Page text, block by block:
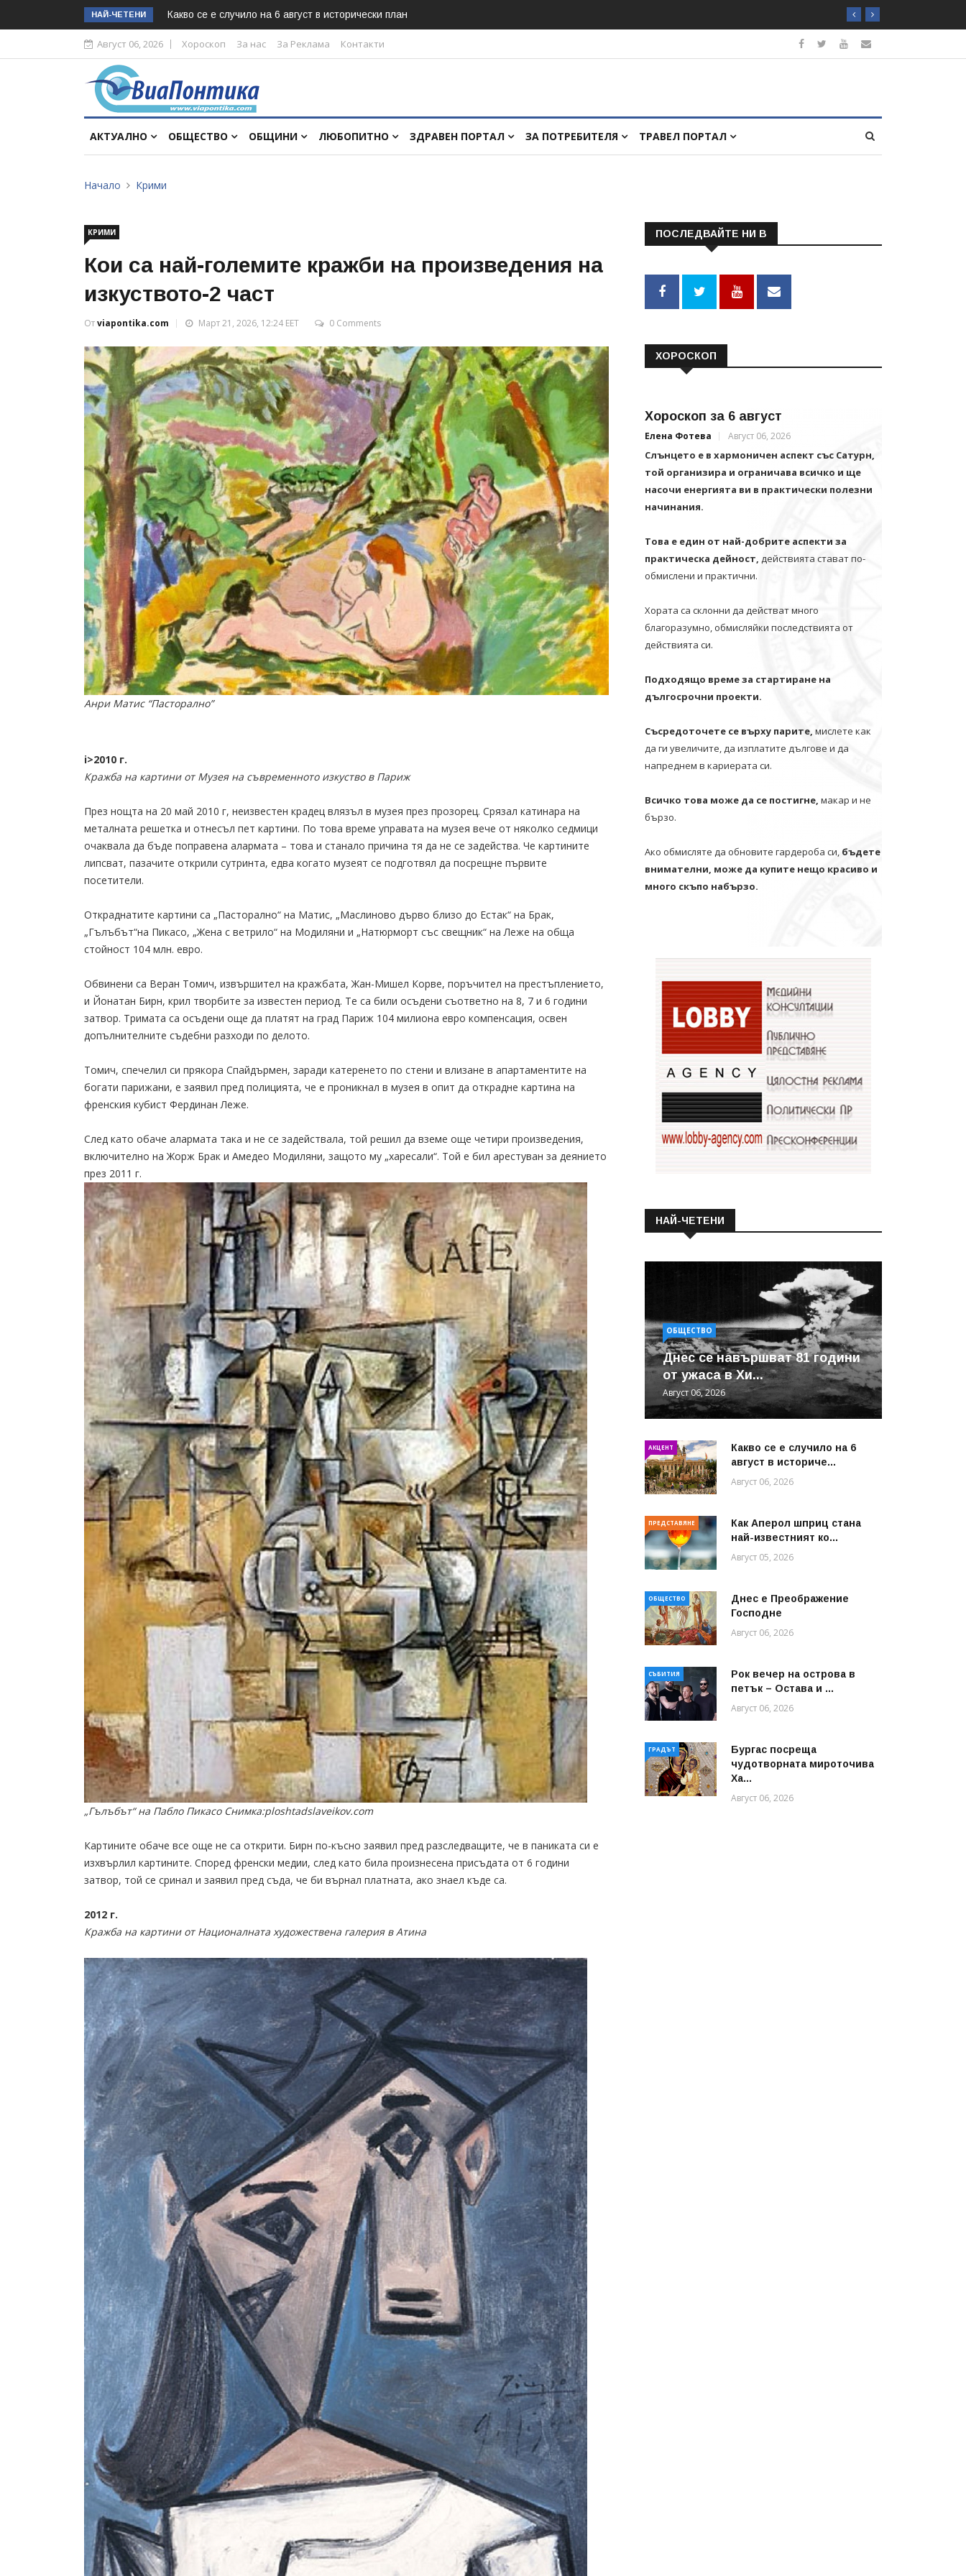
НАЙ-ЧЕТЕНИ Какво се е случило на 6 август в исторически план
Август 06, 2026 Хороскоп За нас За Реклама Контакти
АКТУАЛНО ОБЩЕСТВО ОБЩИНИ ЛЮБОПИТНО ЗДРАВЕН ПОРТАЛ ЗА ПОТРЕБИТЕЛЯ ТРАВЕЛ ПОРТАЛ
Начало Крими
КРИМИ
Кои са най-големите кражби на произведения на
изкуството-2 част
Отviapontika.com Март 21, 2026, 12:24 EET 0 Comments
Анри Матис “Пасторално”
i>2010 г.
Кражба на картини от Музея на съвременното изкуство в Париж
През нощта на 20 май 2010 г, неизвестен крадец влязъл в музея през прозорец. Срязал катинара на
металната решетка и отнесъл пет картини. По това време управата на музея вече от няколко седмици
очаквала да бъде поправена алармата – това и станало причина тя да не се задейства. Че картините
липсват, пазачите открили сутринта, едва когато музеят се подготвял да посрещне първите
посетители.
Откраднатите картини са „Пасторално“ на Матис, „Маслиново дърво близо до Естак“ на Брак,
„Гълъбът“на Пикасо, „Жена с ветрило“ на Модиляни и „Натюрморт със свещник“ на Леже на обща
стойност 104 млн. евро.
Обвинени са Веран Томич, извършител на кражбата, Жан-Мишел Корве, поръчител на престъплението,
и Йонатан Бирн, крил творбите за известен период. Те са били осъдени съответно на 8, 7 и 6 години
затвор. Тримата са осъдени още да платят на град Париж 104 милиона евро компенсация, освен
допълнителните съдебни разходи по делото.
Томич, спечелил си прякора Спайдърмен, заради катеренето по стени и влизане в апартаментите на
богати парижани, е заявил пред полицията, че е проникнал в музея в опит да открадне картина на
френския кубист Фердинан Леже.
След като обаче алармата така и не се задействала, той решил да вземе още четири произведения,
включително на Жорж Брак и Амедео Модиляни, защото му „харесали“. Той е бил арестуван за деянието
през 2011 г.
„Гълъбът“ на Пабло Пикасо Снимка:ploshtadslaveikov.com
Картините обаче все още не са открити. Бирн по-късно заявил пред разследващите, че в паниката си е
изхвърлил картините. Според френски медии, след като била произнесена присъдата от 6 години
затвор, той се сринал и заявил пред съда, че би върнал платната, ако знаел къде са.
2012 г.
Кражба на картини от Националната художествена галерия в Атина
ПОСЛЕДВАЙТЕ НИ В
ХОРОСКОП
Хороскоп за 6 август
Елена Фотева Август 06, 2026
Слънцето е в хармоничен аспект със Сатурн,
той организира и ограничава всичко и щe
насочи енергията ви в практически полезни
начинания.
Това е един от най-добрите аспекти за
практическа дейност, действията стават по-
обмислени и практични.
Хората са склонни да действат много
благоразумно, обмисляйки последствията от
действията си.
Подходящо време за стартиране на
дългосрочни проекти.
Съсредоточете се върху парите, мислете как
да ги увеличите, да изплатите дългове и да
напреднем в кариерата си.
Всичко това може да се постигне, макар и не
бързо.
Ако обмисляте да обновите гардероба си, бъдете
внимателни, може да купите нещо красиво и
много скъпо набързо.
НАЙ-ЧЕТЕНИ
ОБЩЕСТВО
Днес се навършват 81 години
от ужаса в Хи...
Август 06, 2026
АКЦЕНТ
Какво се е случило на 6
август в историче...
Август 06, 2026
ПРЕДСТАВЯНЕ
Как Аперол шприц стана
най-известният ко...
Август 05, 2026
ОБЩЕСТВО
Днес е Преображение
Господне
Август 06, 2026
СЪБИТИЯ
Рок вечер на острова в
петък – Остава и ...
Август 06, 2026
ГРАДЪТ
Бургас посреща
чудотворната мироточива
Ха...
Август 06, 2026